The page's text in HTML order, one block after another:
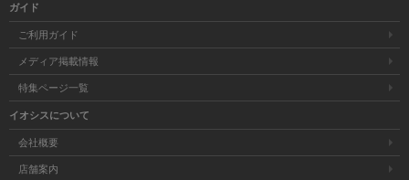
ガイド
ご利用ガイド
メディア掲載情報
特集ページ一覧
イオシスについて
会社概要
店舗案内